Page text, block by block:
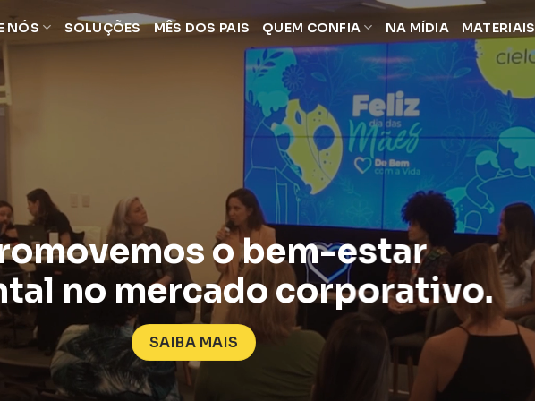
NÓS SOLUÇÕES MÊS DOS PAIS QUEM CONFIA NA MÍDIA MATERIAIS
o bem-estar
no mercado corporativo.
SAIBA MAIS